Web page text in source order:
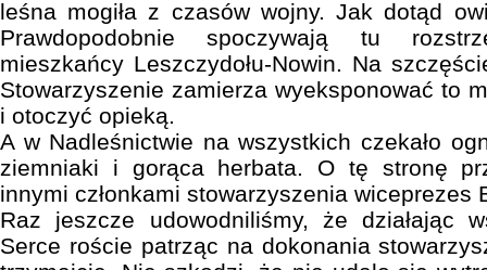
leśna mogiła z czasów wojny. Jak dotąd
Prawdopodobnie spoczywają tu
mieszkańcy Leszczydołu-Nowin. Na
Stowarzyszenie zamierza wyeksponować to
i otoczyć opieką.
A w Nadleśnictwie na wszystkich czekało
ziemniaki i gorąca herbata. O tę stronę
innymi członkami stowarzyszenia wiceprezes
Raz jeszcze udowodniliśmy, że działając
Serce roście patrząc na dokonania